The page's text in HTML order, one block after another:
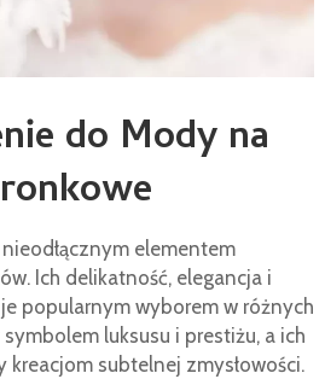
do Mody na
elementem
Ich delikatność, elegancja i
popularnym wyborem w różnych
symbolem luksusu i prestiżu, a ich
kreacjom subtelnej zmysłowości.